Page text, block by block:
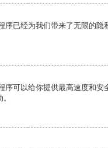
序已经为我们带来了无限的隐
序可以给你提供最高速度和安